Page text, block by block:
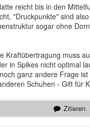
reicht bis in den
"Druckpunkte" sind
sogar ohne
Kraftübertragung muss
in Spikes nicht optimal
ganz andere Frage
Schuhen - Gift für
Zitieren